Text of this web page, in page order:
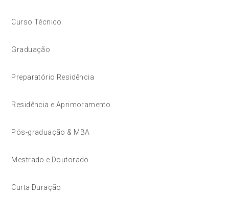
Curso Técnico
Graduação
Preparatório Residência
Residência e Aprimoramento
Pós-graduação & MBA
Mestrado e Doutorado
Curta Duração